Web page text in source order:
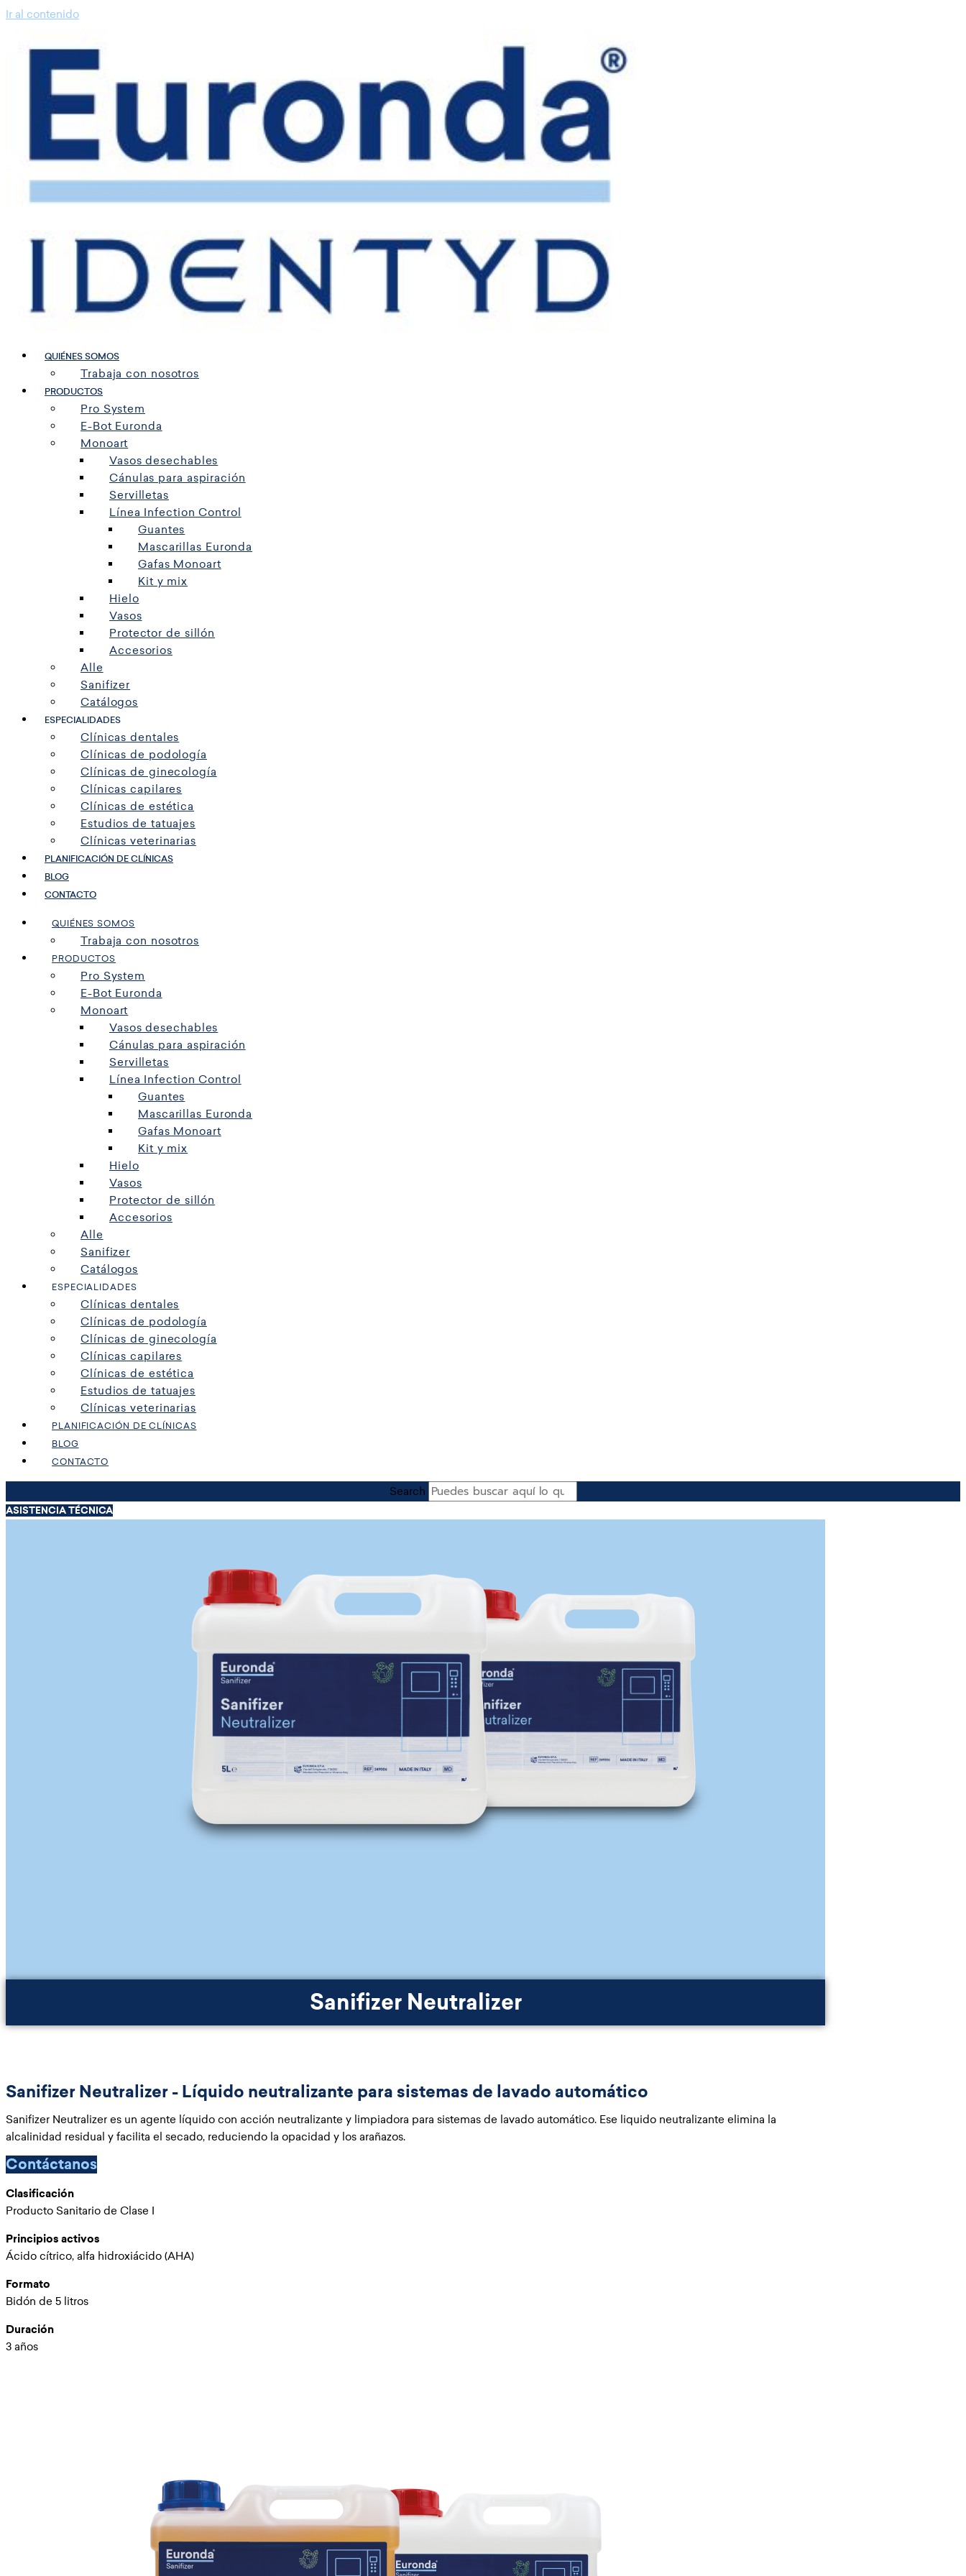
Ir al contenido
QUIÉNES SOMOS
Trabaja con nosotros
PRODUCTOS
Pro System
E-Bot Euronda
Monoart
Vasos desechables
Cánulas para aspiración
Servilletas
Línea Infection Control
Guantes
Mascarillas Euronda
Gafas Monoart
Kit y mix
Hielo
Vasos
Protector de sillón
Accesorios
Alle
Sanifizer
Catálogos
ESPECIALIDADES
Clínicas dentales
Clínicas de podología
Clínicas de ginecología
Clínicas capilares
Clínicas de estética
Estudios de tatuajes
Clínicas veterinarias
PLANIFICACIÓN DE CLÍNICAS
BLOG
CONTACTO
QUIÉNES SOMOS
Trabaja con nosotros
PRODUCTOS
Pro System
E-Bot Euronda
Monoart
Vasos desechables
Cánulas para aspiración
Servilletas
Línea Infection Control
Guantes
Mascarillas Euronda
Gafas Monoart
Kit y mix
Hielo
Vasos
Protector de sillón
Accesorios
Alle
Sanifizer
Catálogos
ESPECIALIDADES
Clínicas dentales
Clínicas de podología
Clínicas de ginecología
Clínicas capilares
Clínicas de estética
Estudios de tatuajes
Clínicas veterinarias
PLANIFICACIÓN DE CLÍNICAS
BLOG
CONTACTO
Search
ASISTENCIA TÉCNICA
Sanifizer Neutralizer
Sanifizer Neutralizer - Líquido neutralizante para sistemas de lavado automático
Sanifizer Neutralizer es un agente líquido con acción neutralizante y limpiadora para sistemas de lavado automático. Ese liquido neutralizante elimina la
alcalinidad residual y facilita el secado, reduciendo la opacidad y los arañazos.
Contáctanos
Clasificación
Producto Sanitario de Clase I
Principios activos
Ácido cítrico, alfa hidroxiácido (AHA)
Formato
Bidón de 5 litros
Duración
3 años